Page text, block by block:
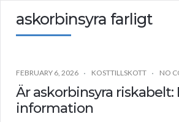
askorbinsyra farligt
FEBRUARY 6, 2026 KOSTTILLSKOTT NO
Är askorbinsyra riskabelt:
information